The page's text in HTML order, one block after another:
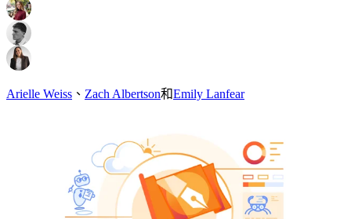
Arielle Weiss 、 Zach Albertson和Emily Lanfear